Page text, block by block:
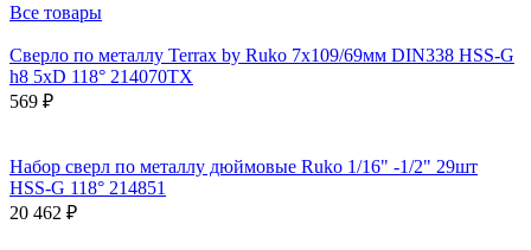
Все товары
Сверло по металлу Terrax by Ruko 7x109/69мм DIN338 HSS-G
h8 5xD 118° 214070TX
569 ₽
Набор сверл по металлу дюймовые Ruko 1/16" -1/2" 29шт
HSS-G 118° 214851
20 462 ₽